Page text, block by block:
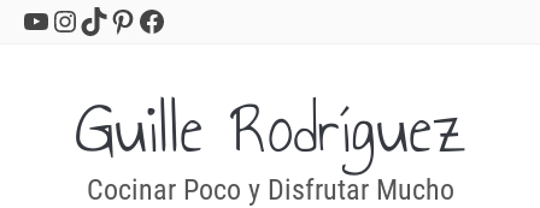
YouTube
Instagram
TikTok
Pinterest
Facebook
Guille Rodríguez
Cocinar Poco y Disfrutar Mucho